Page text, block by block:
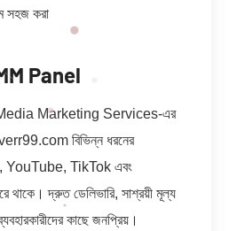
সহজ করা
Panel
Media Marketing Services-এর
বিভিন্ন ধরনের
TikTok এবং
থাকে। দ্রুত ডেলিভারি, সাশ্রয়ী মূল্য
কাছে জনপ্রিয়।